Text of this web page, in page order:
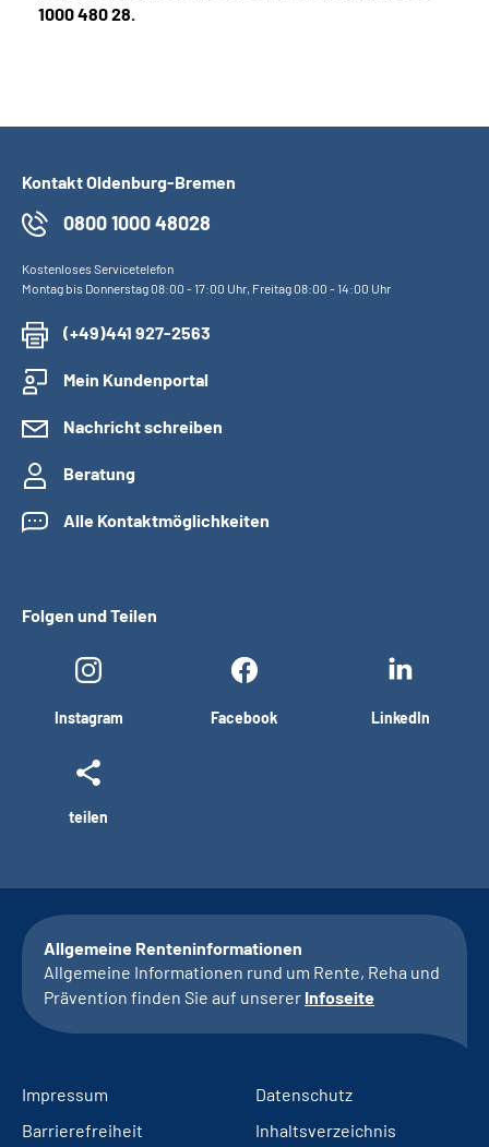
1000 480 28.
Kontakt Oldenburg-Bremen
0800 1000 48028
Kostenloses Servicetelefon
Montag bis Donnerstag 08:00 - 17:00 Uhr, Freitag 08:00 - 14:00 Uhr
(+49)441 927-2563
Mein Kundenportal
Nachricht schreiben
Beratung
Alle Kontaktmöglichkeiten
Folgen und Teilen
Instagram Facebook LinkedIn
teilen
Allgemeine Renteninformationen
Allgemeine Informationen rund um Rente, Reha und
Prävention finden Sie auf unserer Infoseite
Impressum
Datenschutz
Barrierefreiheit
Inhaltsverzeichnis